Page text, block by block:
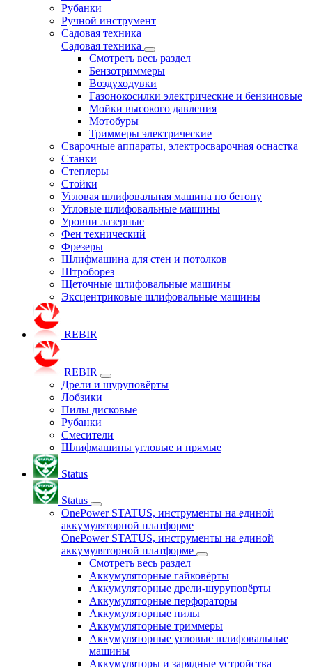
Рубанки
Ручной инструмент
Садовая техника
Садовая техника
Смотреть весь раздел
Бензотриммеры
Воздуходувки
Газонокосилки электрические и бензиновые
Мойки высокого давления
Мотобуры
Триммеры электрические
Сварочные аппараты, электросварочная оснастка
Станки
Степлеры
Стойки
Угловая шлифовальная машина по бетону
Угловые шлифовальные машины
Уровни лазерные
Фен технический
Фрезеры
Шлифмашина для стен и потолков
Штроборез
Щеточные шлифовальные машины
Эксцентриковые шлифовальные машины
REBIR
REBIR
Дрели и шуруповёрты
Лобзики
Пилы дисковые
Рубанки
Смесители
Шлифмашины угловые и прямые
Status
Status
OnePower STATUS, инструменты на единой
аккумуляторной платформе
OnePower STATUS, инструменты на единой
аккумуляторной платформе
Смотреть весь раздел
Аккумуляторные гайковёрты
Аккумуляторные дрели-шуруповёрты
Аккумуляторные перфораторы
Аккумуляторные пилы
Аккумуляторные триммеры
Аккумуляторные угловые шлифовальные
машины
Аккумуляторы и зарядные устройства